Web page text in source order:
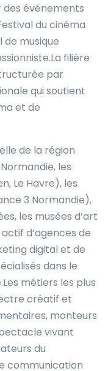
événements
du cinéma
de musique
filière
par
qui soutient
et de
de la région
les
Le Havre), les
3 Normandie),
les musées d’art
d’agences de
digital et de
dans le
métiers les plus
créatif et
monteurs
vivant
du
communication